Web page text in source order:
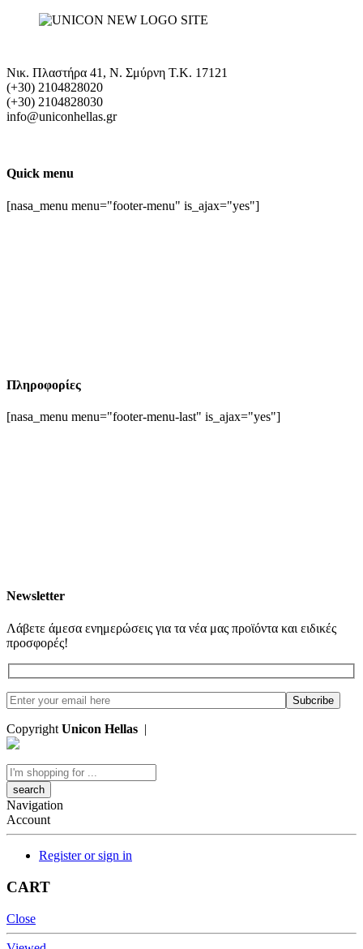
Νικ. Πλαστήρα 41, Ν. Σμύρνη T.K. 17121
(+30) 2104828020
(+30) 2104828030
info@uniconhellas.gr
Quick menu
[nasa_menu menu="footer-menu" is_ajax="yes"]
Πληροφορίες
[nasa_menu menu="footer-menu-last" is_ajax="yes"]
Newsletter
Λάβετε άμεσα ενημερώσεις για τα νέα μας προϊόντα και ειδικές
προσφορές!
Copyright Unicon Hellas |
Search
here
Navigation
Account
Register or sign in
CART
Close